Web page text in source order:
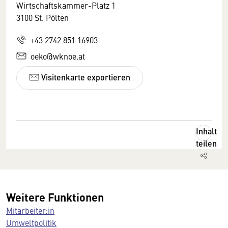
Wirtschaftskammer-Platz 1
3100 St. Pölten
+43 2742 851 16903
oeko@wknoe.at
Visitenkarte exportieren
Inhalt
teilen
Weitere Funktionen
Mitarbeiter:in
Umweltpolitik